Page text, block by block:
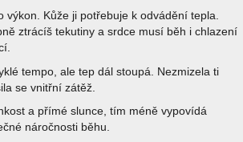
výkon. Kůže ji potřebuje k odvádění tepla.
ztrácíš tekutiny a srdce musí běh i chlazení
tempo, ale tep dál stoupá. Nezmizela ti
se vnitřní zátěž.
a přímé slunce, tím méně vypovídá
náročnosti běhu.